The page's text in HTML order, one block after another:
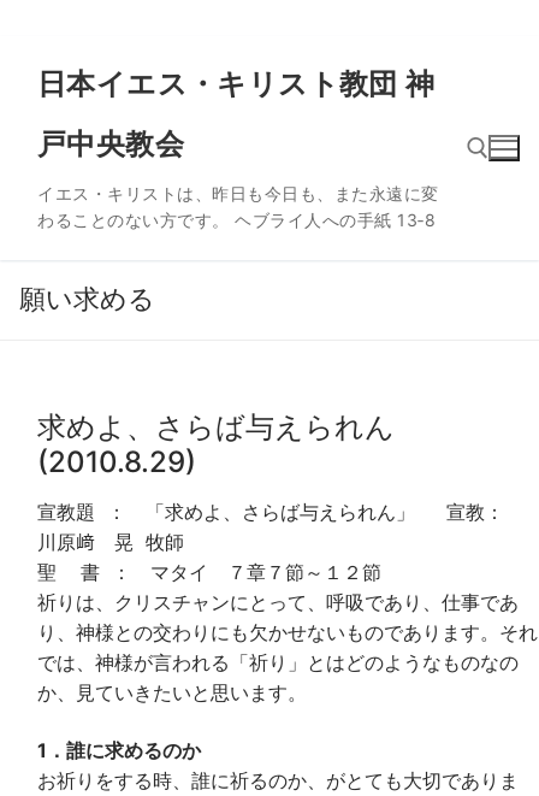
日本イエス・キリスト教団 神
戸中央教会
イエス・キリストは、昨日も今日も、また永遠に変
わることのない方です。 ヘブライ人への手紙 13‐8
願い求める
求めよ、さらば与えられん
(2010.8.29)
宣教題 ： 「求めよ、さらば与えられん」 宣教：
川原﨑 晃 牧師
聖 書 ： マタイ ７章７節～１２節
祈りは、クリスチャンにとって、呼吸であり、仕事であ
り、神様との交わりにも欠かせないものであります。それ
では、神様が言われる「祈り」とはどのようなものなの
か、見ていきたいと思います。
1．誰に求めるのか
お祈りをする時、誰に祈るのか、がとても大切でありま